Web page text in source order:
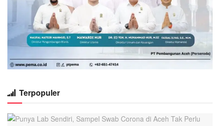
Terpopuler